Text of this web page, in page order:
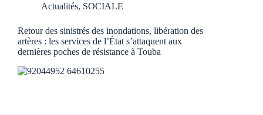
Actualités, SOCIALE
Retour des sinistrés des inondations, libération des
artères : les services de l’État s’attaquent aux
dernières poches de résistance à Touba